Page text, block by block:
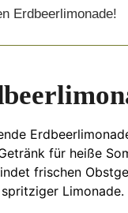
Erdbeerlimonade!
für heiße
frischen
spritziger Limonade.